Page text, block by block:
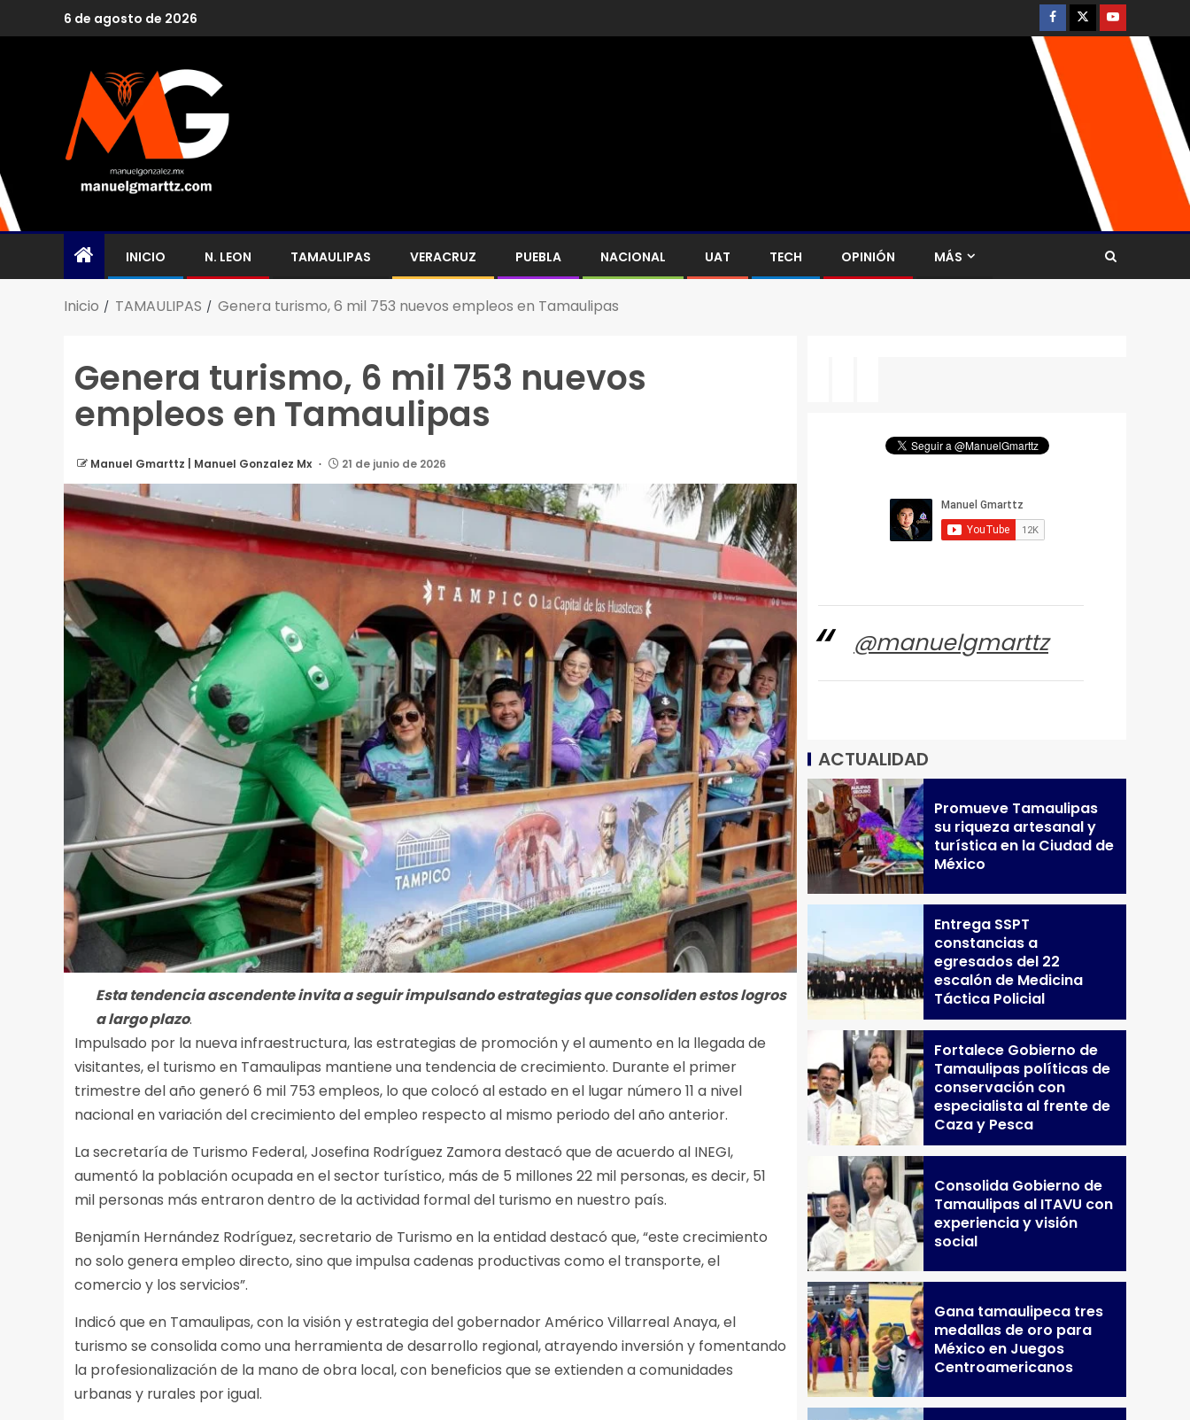
6 de agosto de 2026
INICIO N. LEON TAMAULIPAS VERACRUZ PUEBLA NACIONAL UAT TECH OPINIÓN MÁS
Inicio TAMAULIPAS Genera turismo, 6 mil 753 nuevos empleos en Tamaulipas
Genera turismo, 6 mil 753 nuevos
empleos en Tamaulipas
Manuel Gmarttz | Manuel Gonzalez Mx 21 de junio de 2026
Esta tendencia ascendente invita a seguir impulsando estrategias que consoliden estos logros
a largo plazo.
Impulsado por la nueva infraestructura, las estrategias de promoción y el aumento en la llegada de
visitantes, el turismo en Tamaulipas mantiene una tendencia de crecimiento. Durante el primer
trimestre del año generó 6 mil 753 empleos, lo que colocó al estado en el lugar número 11 a nivel
nacional en variación del crecimiento del empleo respecto al mismo periodo del año anterior.
La secretaría de Turismo Federal, Josefina Rodríguez Zamora destacó que de acuerdo al INEGI,
aumentó la población ocupada en el sector turístico, más de 5 millones 22 mil personas, es decir, 51
mil personas más entraron dentro de la actividad formal del turismo en nuestro país.
Benjamín Hernández Rodríguez, secretario de Turismo en la entidad destacó que, “este crecimiento
no solo genera empleo directo, sino que impulsa cadenas productivas como el transporte, el
comercio y los servicios”.
Indicó que en Tamaulipas, con la visión y estrategia del gobernador Américo Villarreal Anaya, el
turismo se consolida como una herramienta de desarrollo regional, atrayendo inversión y fomentando
la profesionalización de la mano de obra local, con beneficios que se extienden a comunidades
urbanas y rurales por igual.
@manuelgmarttz
ACTUALIDAD
Promueve Tamaulipas
su riqueza artesanal y
turística en la Ciudad de
México
Entrega SSPT
constancias a
egresados del 22
escalón de Medicina
Táctica Policial
Fortalece Gobierno de
Tamaulipas políticas de
conservación con
especialista al frente de
Caza y Pesca
Consolida Gobierno de
Tamaulipas al ITAVU con
experiencia y visión
social
Gana tamaulipeca tres
medallas de oro para
México en Juegos
Centroamericanos